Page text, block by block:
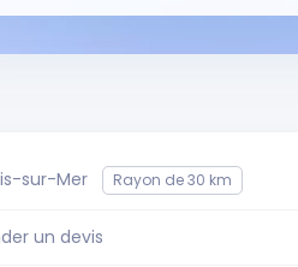
sur-Mer Rayon de 30 km
un devis